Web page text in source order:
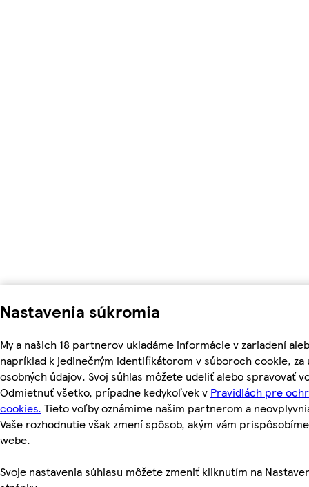
Nastavenia súkromia
My a našich 18 partnerov ukladáme informácie v zariadení
napríklad k jedinečným identifikátorom v súboroch cookie,
osobných údajov. Svoj súhlas môžete udeliť alebo spravovať
Odmietnuť všetko, prípadne kedykoľvek v Pravidlách pre
cookies. Tieto voľby oznámime našim partnerom a
Vaše rozhodnutie však zmení spôsob, akým vám
webe.
Svoje nastavenia súhlasu môžete zmeniť kliknutím na